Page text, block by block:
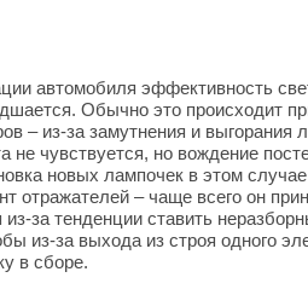
автомобиля эффективность
Обычно это происходит
– из-за замутнения и выгорания
чувствуется, но вождение
новых лампочек в этом
отражателей – чаще всего он
за тенденции ставить
из-за выхода из строя одного
в сборе.